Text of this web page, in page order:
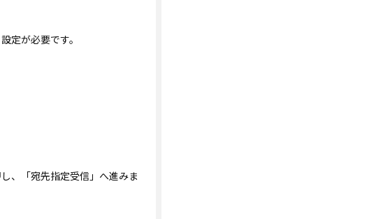
定が必要です。
、「宛先指定受信」へ進みま